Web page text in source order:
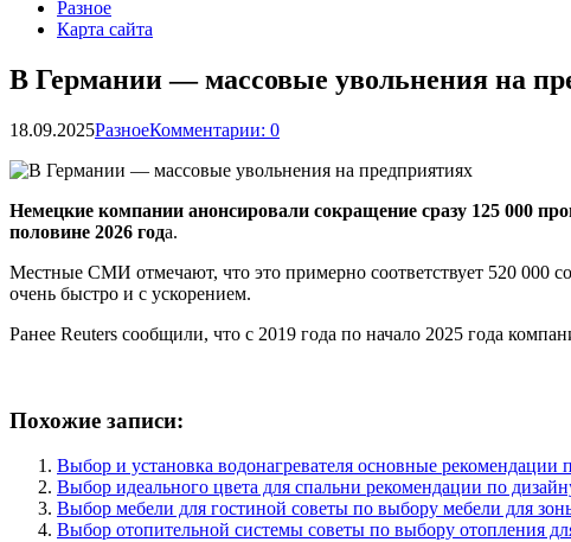
Разное
Карта сайта
В Германии — массовые увольнения на
18.09.2025РазноеКомментарии: 0
Немецкие компании анонсировали сокращение сразу 125 000
половине 2026 года.
Местные СМИ отмечают, что это примерно соответствует 520 000
очень быстро и с ускорением.
Ранее Reuters сообщили, что с 2019 года по начало 2025 года
Похожие записи:
Выбор и установка водонагревателя основные
Выбор идеального цвета для спальни рекомендации по
Выбор мебели для гостиной советы по выбору мебели для
Выбор отопительной системы советы по выбору отопления